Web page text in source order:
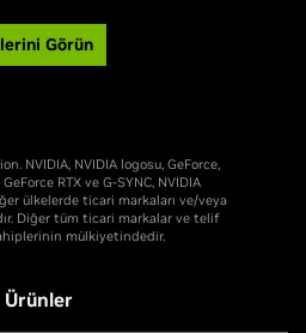
Görün
NVIDIA, NVIDIA logosu, GeForce,
RTX ve G-SYNC, NVIDIA
ülkelerde ticari markaları ve/veya
Diğer tüm ticari markalar ve telif
mülkiyetindedir.
Ürünler